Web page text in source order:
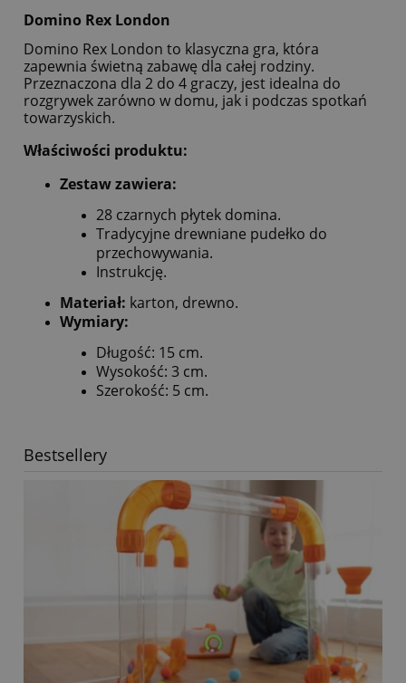
Domino Rex London
Domino Rex London to klasyczna gra, która
zapewnia świetną zabawę dla całej rodziny.
Przeznaczona dla 2 do 4 graczy, jest idealna do
rozgrywek zarówno w domu, jak i podczas spotkań
towarzyskich.
Właściwości produktu:
Zestaw zawiera:
28 czarnych płytek domina.
Tradycyjne drewniane pudełko do
przechowywania.
Instrukcję.
Materiał: karton, drewno.
Wymiary:
Długość: 15 cm.
Wysokość: 3 cm.
Szerokość: 5 cm.
Bestsellery